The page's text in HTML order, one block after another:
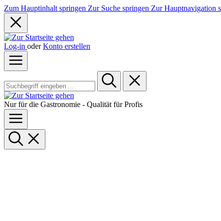
Zum Hauptinhalt springen Zur Suche springen Zur Hauptnavigation
Log-in oder Konto erstellen
Nur für die Gastronomie - Qualität für Profis